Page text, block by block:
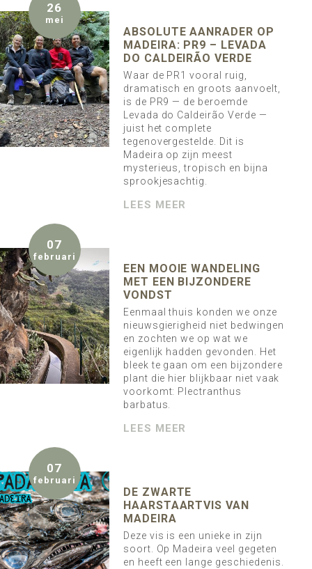
26
mei
ABSOLUTE AANRADER OP
MADEIRA: PR9 – LEVADA
DO CALDEIRÃO VERDE
Waar de PR1 vooral ruig,
dramatisch en groots aanvoelt,
is de PR9 — de beroemde
Levada do Caldeirão Verde —
juist het complete
tegenovergestelde. Dit is
Madeira op zijn meest
mysterieus, tropisch en bijna
sprookjesachtig.
LEES MEER
07
februari
EEN MOOIE WANDELING
MET EEN BIJZONDERE
VONDST
Eenmaal thuis konden we onze
nieuwsgierigheid niet bedwingen
en zochten we op wat we
eigenlijk hadden gevonden. Het
bleek te gaan om een bijzondere
plant die hier blijkbaar niet vaak
voorkomt: Plectranthus
barbatus.
LEES MEER
07
februari
DE ZWARTE
HAARSTAARTVIS VAN
MADEIRA
Deze vis is een unieke in zijn
soort. Op Madeira veel gegeten
en heeft een lange geschiedenis.